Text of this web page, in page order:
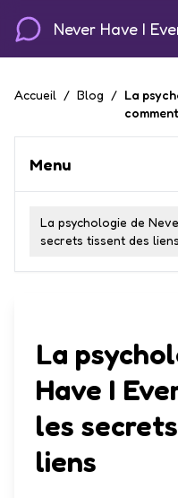
Never Have I
Accueil / Blog / La
Menu
La psychologie de
secrets tissent des liens
La
Have I
les
liens